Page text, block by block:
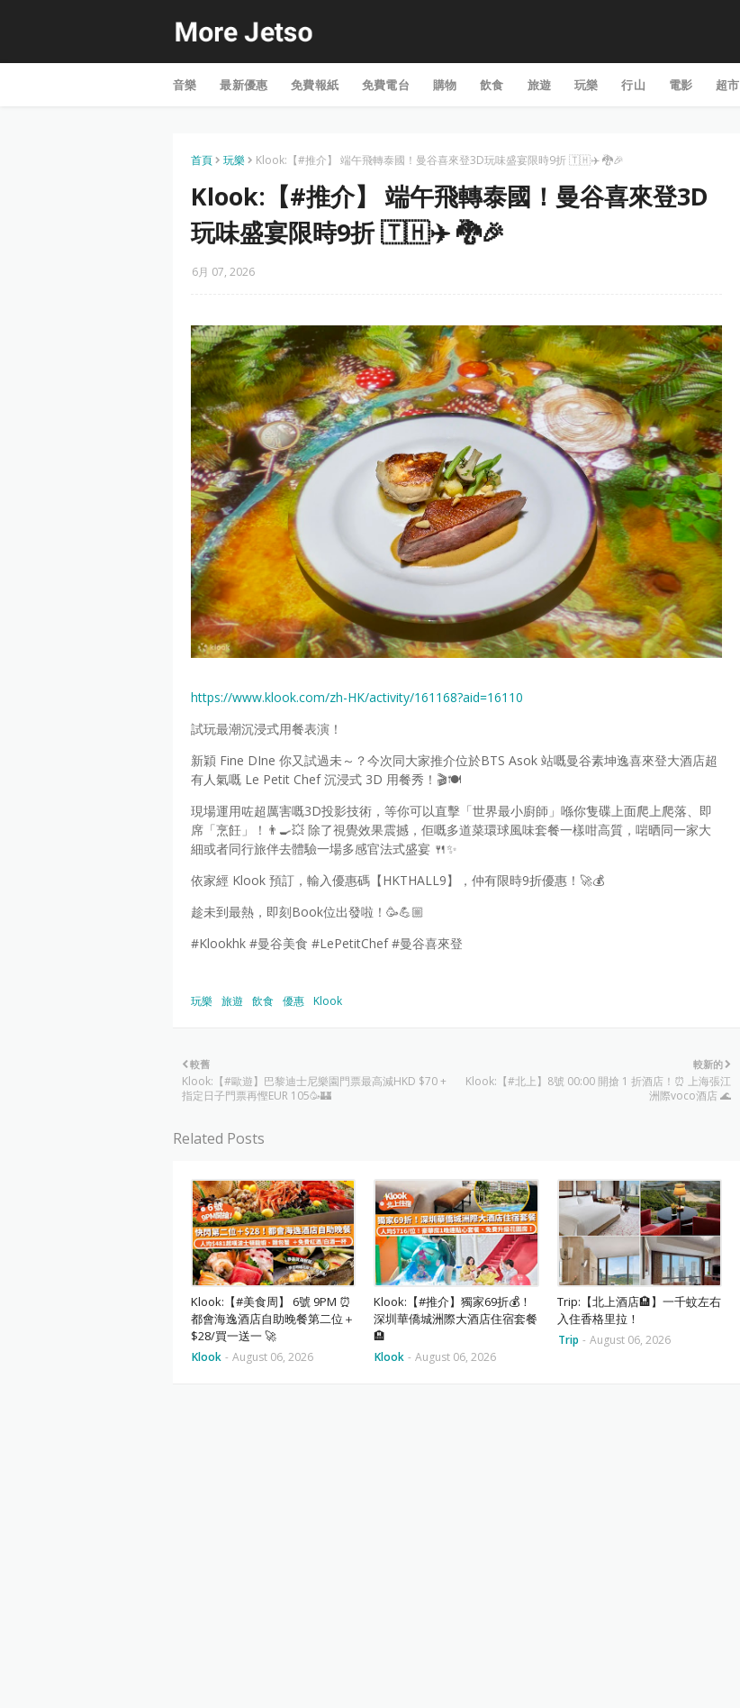
音樂 最新優惠 免費報紙 免費電台 購物 飲食 旅遊 玩樂 行山 電影 超市
首頁 玩樂 Klook:【#推介】 端午飛轉泰國！曼谷喜來登3D玩味盛宴限時9折 🇹🇭✈️ 🐉🎉
Klook:【#推介】 端午飛轉泰國！曼谷喜來登3D
玩味盛宴限時9折 🇹🇭✈️ 🐉🎉
6月 07, 2026
https://www.klook.com/zh-HK/activity/161168?aid=16110
試玩最潮沉浸式用餐表演！
新穎 Fine DIne 你又試過未～？今次同大家推介位於BTS Asok 站嘅曼谷素坤逸喜來登大酒店超
有人氣嘅 Le Petit Chef 沉浸式 3D 用餐秀！🎬🍽️
現場運用咗超厲害嘅3D投影技術，等你可以直擊「世界最小廚師」喺你隻碟上面爬上爬落、即
席「烹飪」！👨‍🍳💥 除了視覺效果震撼，佢嘅多道菜環球風味套餐一樣咁高質，啱晒同一家大
細或者同行旅伴去體驗一場多感官法式盛宴 🍴✨
依家經 Klook 預訂，輸入優惠碼【HKTHALL9】，仲有限時9折優惠！🚀💰
趁未到最熱，即刻Book位出發啦！🥳💪🏼
#Klookhk #曼谷美食 #LePetitChef #曼谷喜來登
玩樂 旅遊 飲食 優惠 Klook
較新的
Klook:【#北上】8號 00:00 開搶 1 折酒店！⏰ 上海張江
洲際voco酒店 🌊
較舊
Klook:【#歐遊】巴黎迪士尼樂園門票最高減HKD $70 +
指定日子門票再慳EUR 105🥳🏰
Related Posts
Klook:【#美食周】 6號 9PM ⏰
都會海逸酒店自助晚餐第二位＋
$28/買一送一 🚀
Klook - August 06, 2026
Klook:【#推介】獨家69折💰！
深圳華僑城洲際大酒店住宿套餐
🏨
Klook - August 06, 2026
Trip:【北上酒店🏨】一千蚊左右
入住香格里拉！
Trip - August 06, 2026